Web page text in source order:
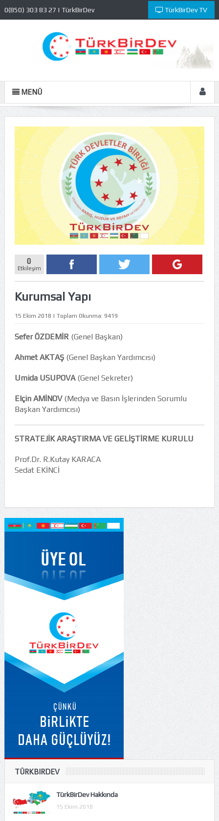
0(850) 303 83 27 | TürkBirDev TürkBirDev TV
MENÜ
0
Etkileşim
Kurumsal Yapı
15 Ekim 2018 | Toplam Okunma: 9419
Sefer ÖZDEMİR(Genel Başkan)
Ahmet AKTAŞ(Genel Başkan Yardımcısı)
Umida USUPOVA(Genel Sekreter)
Elçin AMİNOV (Medya ve Basın İşlerinden Sorumlu
Başkan Yardımcısı)
STRATEJİK ARAŞTIRMA VE GELİŞTİRME KURULU
Prof.Dr. R.Kutay KARACA
Sedat EKİNCİ
TÜRKBIRDEV
TürkBirDev Hakkında
15 Ekim 2018